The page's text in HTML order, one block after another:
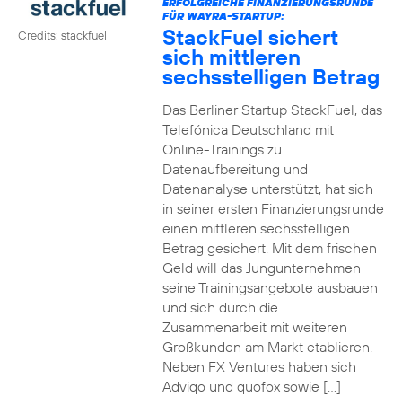
Credits: stackfuel
FÜR WAYRA-STARTUP:
StackFuel sichert
sich mittleren
sechsstelligen Betrag
Das Berliner Startup StackFuel, das
Telefónica Deutschland mit
Online-Trainings zu
Datenaufbereitung und
Datenanalyse unterstützt, hat sich
in seiner ersten Finanzierungsrunde
einen mittleren sechsstelligen
Betrag gesichert. Mit dem frischen
Geld will das Jungunternehmen
seine Trainingsangebote ausbauen
und sich durch die
Zusammenarbeit mit weiteren
Großkunden am Markt etablieren.
Neben FX Ventures haben sich
Adviqo und quofox sowie […]